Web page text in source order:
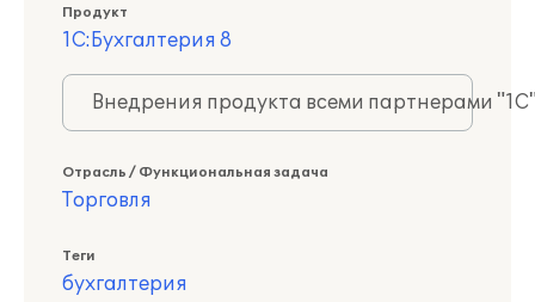
Продукт
1С:Бухгалтерия 8
Внедрения продукта всеми партнерами
Отрасль / Функциональная задача
Торговля
Теги
бухгалтерия